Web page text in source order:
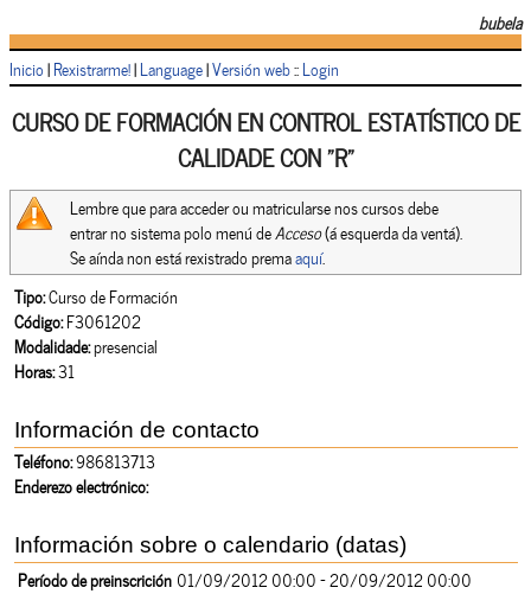
bubela
Inicio|Rexistrarme!|Language|Versión web::Login
CURSO DE FORMACIÓN EN CONTROL ESTATÍSTICO DE
CALIDADE CON "R"
Lembre que para acceder ou matricularse nos cursos debe
entrar no sistema polo menú deAcceso(á esquerda da ventá).
Se aínda non está rexistrado premaaquí.
Tipo:Curso de Formación
Código:F3061202
Modalidade:presencial
Horas:31
Información de contacto
Teléfono:986813713
Enderezo electrónico:
Información sobre o calendario (datas)
Período de preinscrición 01/09/2012 00:00 - 20/09/2012 00:00